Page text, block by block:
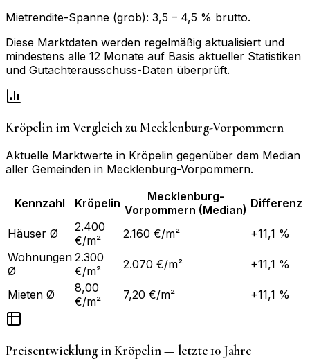
Mietrendite-Spanne (grob): 3,5 – 4,5 % brutto.
Diese Marktdaten werden regelmäßig aktualisiert und
mindestens alle 12 Monate auf Basis aktueller Statistiken
und Gutachterausschuss-Daten überprüft.
Kröpelin im Vergleich zuMecklenburg-Vorpommern
Aktuelle Marktwerte in Kröpelin gegenüber dem Median
aller Gemeinden in Mecklenburg-Vorpommern.
Kennzahl Kröpelin
Mecklenburg-
Vorpommern (Median) Differenz
Häuser Ø
2.400
€/m²
2.160 €/m²
+11,1 %
Wohnungen
Ø
2.300
€/m²
2.070 €/m² +11,1 %
Mieten Ø
8,00
€/m²
7,20 €/m² +11,1 %
Preisentwicklung inKröpelin— letzte 10 Jahre